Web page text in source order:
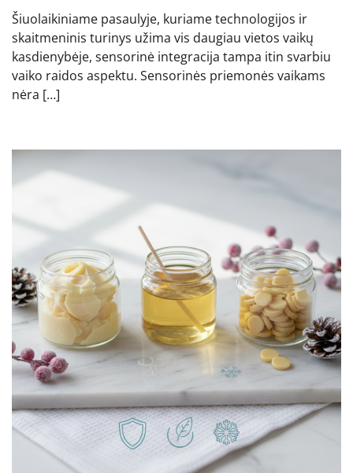
Šiuolaikiniame pasaulyje, kuriame technologijos ir
skaitmeninis turinys užima vis daugiau vietos vaikų
kasdienybėje, sensorinė integracija tampa itin svarbiu
vaiko raidos aspektu. Sensorinės priemonės vaikams
nėra […]